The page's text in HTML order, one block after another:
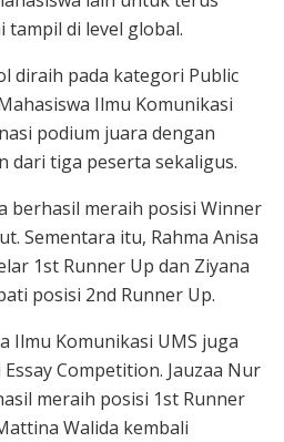
di level global.
diraih pada kategori Public
Ilmu Komunikasi
podium juara dengan
dari tiga peserta sekaligus.
berhasil meraih posisi Winner
Sementara itu, Rahma Anisa
1st Runner Up dan Ziyana
posisi 2nd Runner Up.
Ilmu Komunikasi UMS juga
Competition. Jauzaa Nur
meraih posisi 1st Runner
Walida kembali